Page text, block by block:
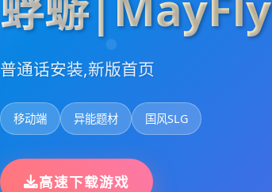
普通话安装,新版首页
移动端 异能题材 国风SLG
高速下载游戏